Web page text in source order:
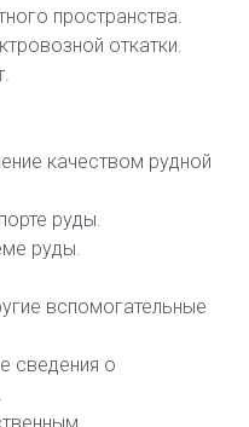
пространства.
откатки.
качеством рудной
руды.
руды.
вспомогательные
сведения о